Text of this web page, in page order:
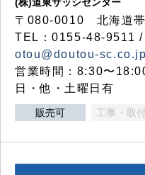
〒080-0010 北海道
TEL：0155-48-9511
otou@doutou-sc.co.jp
営業時間：8:30〜
日・他・土曜日有
販売可 工事・取